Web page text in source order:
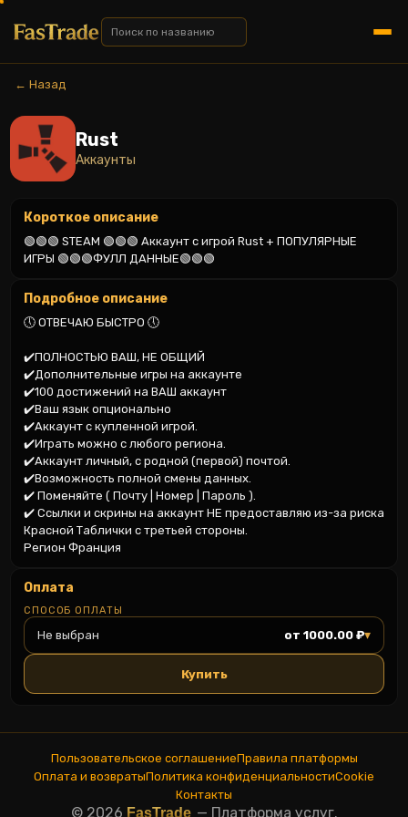
← Назад
Rust
Аккаунты
Короткое описание
🟢🟢🟢 STEAM 🟢🟢🟢 Аккаунт с игрой Rust + ПОПУЛЯРНЫЕ
ИГРЫ 🟢🟢🟢ФУЛЛ ДАННЫЕ🟢🟢🟢
Подробное описание
🕔 ОТВЕЧАЮ БЫСТРО 🕔
✔️ПОЛНОСТЬЮ ВАШ, НЕ ОБЩИЙ
✔️Дополнительные игры на аккаунте
✔️100 достижений на ВАШ аккаунт
✔️Ваш язык опционально
✔️Аккаунт с купленной игрой.
✔️Играть можно с любого региона.
✔️Аккаунт личный, с родной (первой) почтой.
✔️Возможность полной смены данных.
✔️ Поменяйте ( Почту | Номер | Пароль ).
✔️ Ссылки и скрины на аккаунт НЕ предоставляю из-за риска
Красной Таблички с третьей стороны.
Регион Франция
Оплата
СПОСОБ ОПЛАТЫ
Не выбран от 1000.00 ₽▾
Купить
Пользовательское соглашениеПравила платформы
Оплата и возвратыПолитика конфиденциальностиCookie
Контакты
© 2026 FasTrade — Платформа услуг.